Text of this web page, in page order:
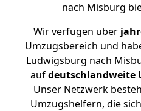
nach Misburg
Wir verfügen über
Umzugsbereich und
Ludwigsburg nach
aufdeutschlandweite
Unser Netzwerk
Umzugshelfern, die